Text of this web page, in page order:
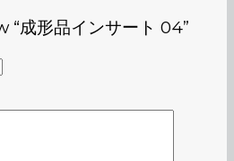
成形品インサート 04”